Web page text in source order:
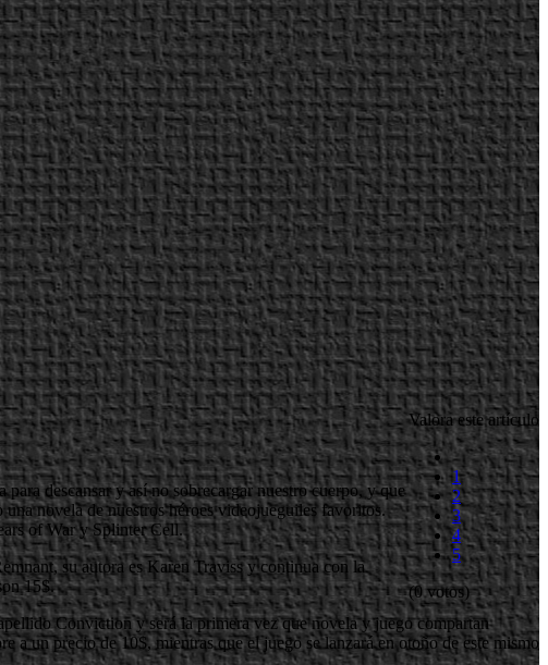
Valora este artículo
1
2
3
4
5
(0 votos)
descansar y así no sobrecargar nuestro cuerpo, y que
novela de nuestros héroes videojueguiles favoritos.
of War y Splinter Cell.
su autora es Karen Traviss y continua con la
15$.
Conviction y será la primera vez que novela y juego compartan
a un precio de 10$, mientras que el juego se lanzará en otoño de este mismo